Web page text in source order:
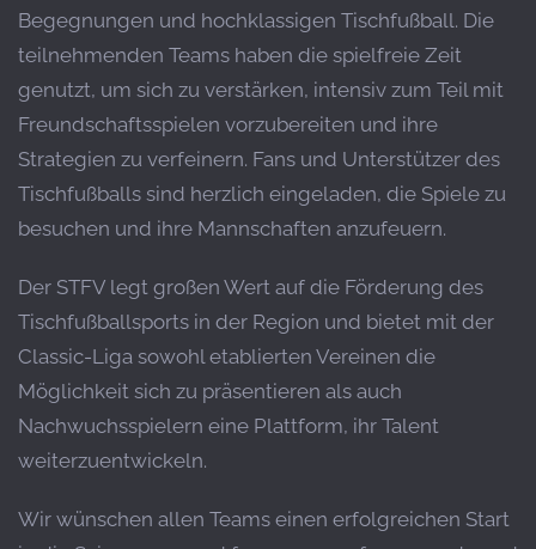
Begegnungen und hochklassigen Tischfußball. Die
teilnehmenden Teams haben die spielfreie Zeit
genutzt, um sich zu verstärken, intensiv zum Teil mit
Freundschaftsspielen vorzubereiten und ihre
Strategien zu verfeinern. Fans und Unterstützer des
Tischfußballs sind herzlich eingeladen, die Spiele zu
besuchen und ihre Mannschaften anzufeuern.
Der STFV legt großen Wert auf die Förderung des
Tischfußballsports in der Region und bietet mit der
Classic-Liga sowohl etablierten Vereinen die
Möglichkeit sich zu präsentieren als auch
Nachwuchsspielern eine Plattform, ihr Talent
weiterzuentwickeln.
Wir wünschen allen Teams einen erfolgreichen Start